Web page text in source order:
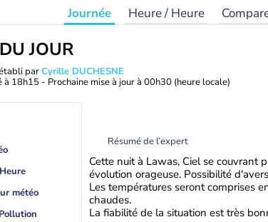
Journée Heure / Heure
JOUR
parCyrille DUCHESNE
à 18h15 - Prochaine mise à jour à 00h30 (heure locale)
météo
Résumé de l’expert
Cette nuit à Lawas, Ciel se couvrant
évolution orageuse. Possibilité
Les températures seront comprises
chaudes.
La fiabilité de la situation est très